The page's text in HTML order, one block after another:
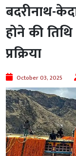
बदरीनाथ-
होने की
प्रक्रिया
October 03, 2025